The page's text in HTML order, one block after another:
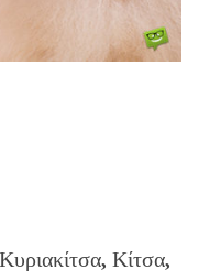
Κίτσα,